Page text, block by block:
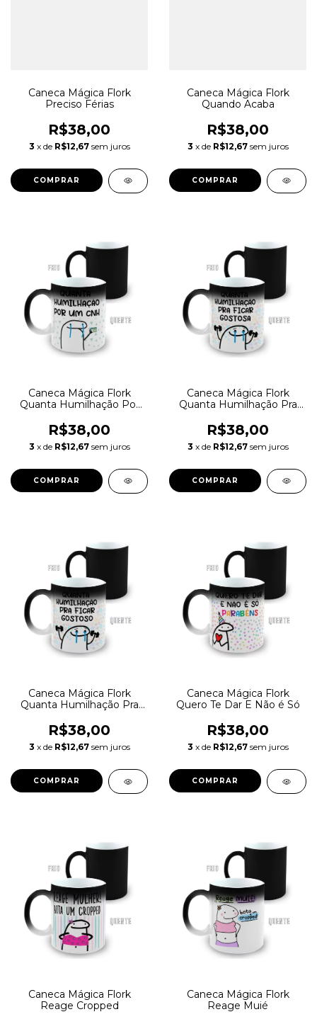
Caneca Mágica Flork
Preciso Férias
R$38,00
3 x de R$12,67 sem juros
Caneca Mágica Flork
Quando Acaba
R$38,00
3 x de R$12,67 sem juros
Caneca Mágica Flork
Quanta Humilhação Por
R$38,00
3 x de R$12,67 sem juros
Caneca Mágica Flork
Quanta Humilhação Pra
R$38,00
3 x de R$12,67 sem juros
Caneca Mágica Flork
Quanta Humilhação Pra
R$38,00
3 x de R$12,67 sem juros
Caneca Mágica Flork
Quero Te Dar E Não é Só
R$38,00
3 x de R$12,67 sem juros
Caneca Mágica Flork
Reage Cropped
Caneca Mágica Flork
Reage Muié